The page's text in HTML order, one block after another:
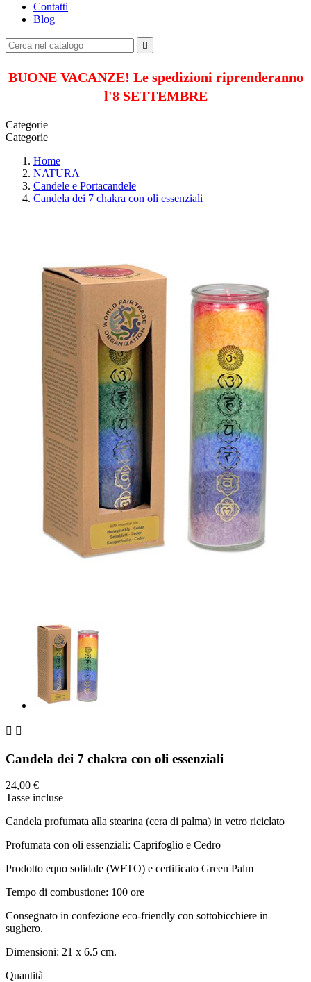
Contatti
Blog

BUONE VACANZE! Le spedizioni riprenderanno
l'8 SETTEMBRE
Categorie
Categorie
Home
NATURA
Candele e Portacandele
Candela dei 7 chakra con oli essenziali
 
Candela dei 7 chakra con oli essenziali
24,00 €
Tasse incluse
Candela profumata alla stearina (cera di palma) in vetro riciclato
Profumata con oli essenziali: Caprifoglio e Cedro
Prodotto equo solidale (WFTO) e certificato Green Palm
Tempo di combustione: 100 ore
Consegnato in confezione eco-friendly con sottobicchiere in
sughero.
Dimensioni: 21 x 6.5 cm.
Quantità